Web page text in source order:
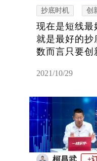
抄底时机 创
现在是短线最
就是最好的抄
数而言只要创
2021/10/29
柯昌武 +